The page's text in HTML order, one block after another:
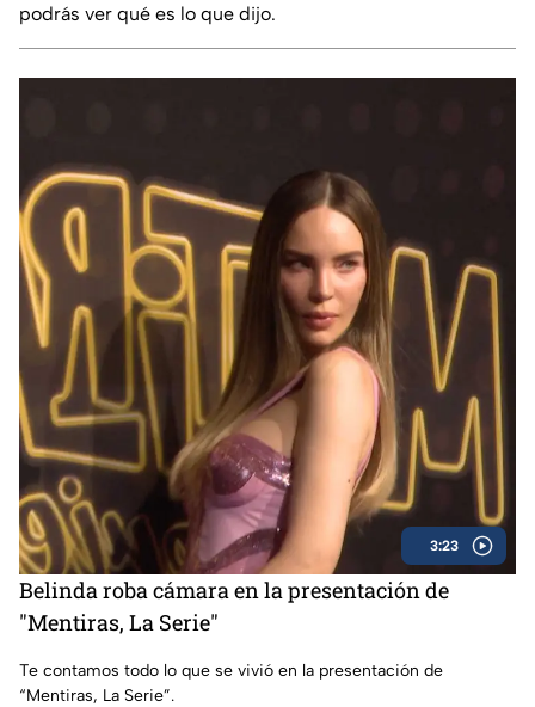
podrás ver qué es lo que dijo.
3:23
Belinda roba cámara en la presentación de
"Mentiras, La Serie"
Te contamos todo lo que se vivió en la presentación de
“Mentiras, La Serie”.